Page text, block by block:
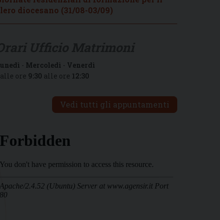
diocesano (31/08-03/09)
- Mercoledì - Venerdì
ore 9:30 alle ore 12:30
Vedi tutti gli appuntamenti